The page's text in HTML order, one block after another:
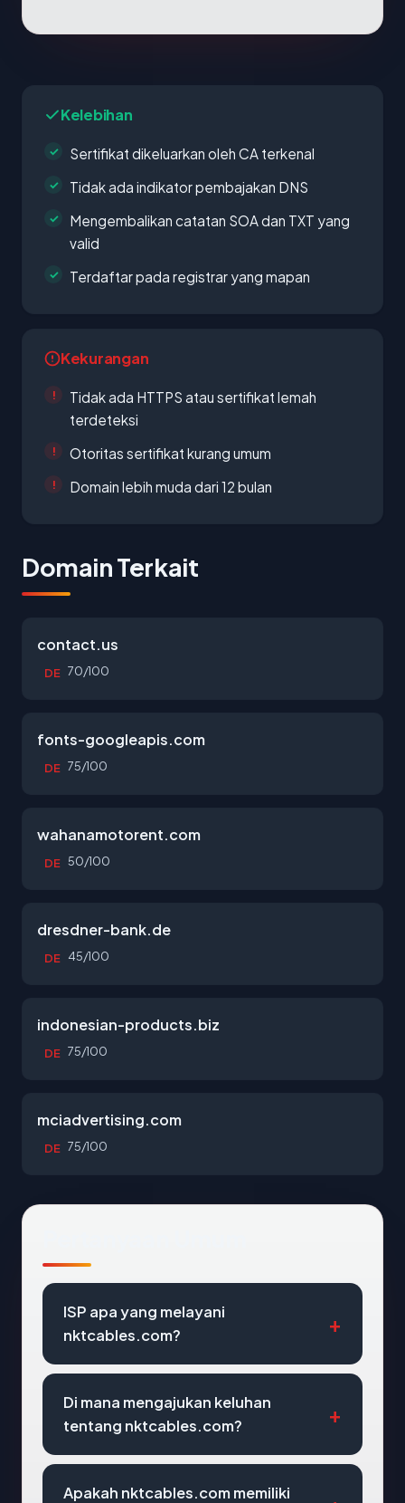
Kelebihan
Sertifikat dikeluarkan oleh CA terkenal
Tidak ada indikator pembajakan DNS
Mengembalikan catatan SOA dan TXT yang
valid
Terdaftar pada registrar yang mapan
Kekurangan
Tidak ada HTTPS atau sertifikat lemah
terdeteksi
Otoritas sertifikat kurang umum
Domain lebih muda dari 12 bulan
Domain Terkait
contact.us
DE 70/100
fonts-googleapis.com
DE 75/100
wahanamotorent.com
DE 50/100
dresdner-bank.de
DE 45/100
indonesian-products.biz
DE 75/100
mciadvertising.com
DE 75/100
ISP apa yang melayani
nktcables.com?
Di mana mengajukan keluhan
tentang nktcables.com?
Apakah nktcables.com memiliki